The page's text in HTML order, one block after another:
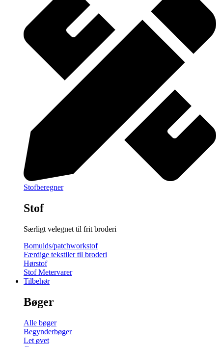
Stofberegner
Stof
Særligt velegnet til frit broderi
Bomulds/patchworkstof
Færdige tekstiler til broderi
Hørstof
Stof Metervarer
Tilbehør
Bøger
Alle bøger
Begynderbøger
Let øvet